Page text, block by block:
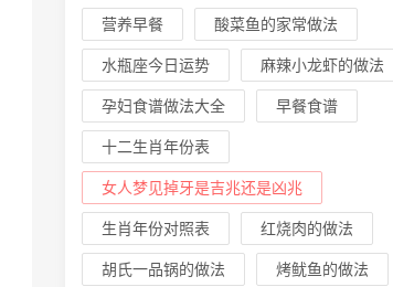
营养早餐 酸菜鱼的家常做法
水瓶座今日运势 麻辣小龙虾的做法
孕妇食谱做法大全 早餐食谱
十二生肖年份表
女人梦见掉牙是吉兆还是凶兆
生肖年份对照表 红烧肉的做法
胡氏一品锅的做法 烤鱿鱼的做法